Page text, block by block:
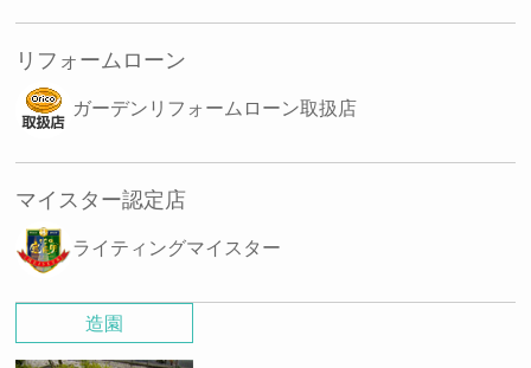
造園
リフォームローン
ガーデンリフォームローン取扱店
マイスター認定店
ライティングマイスター